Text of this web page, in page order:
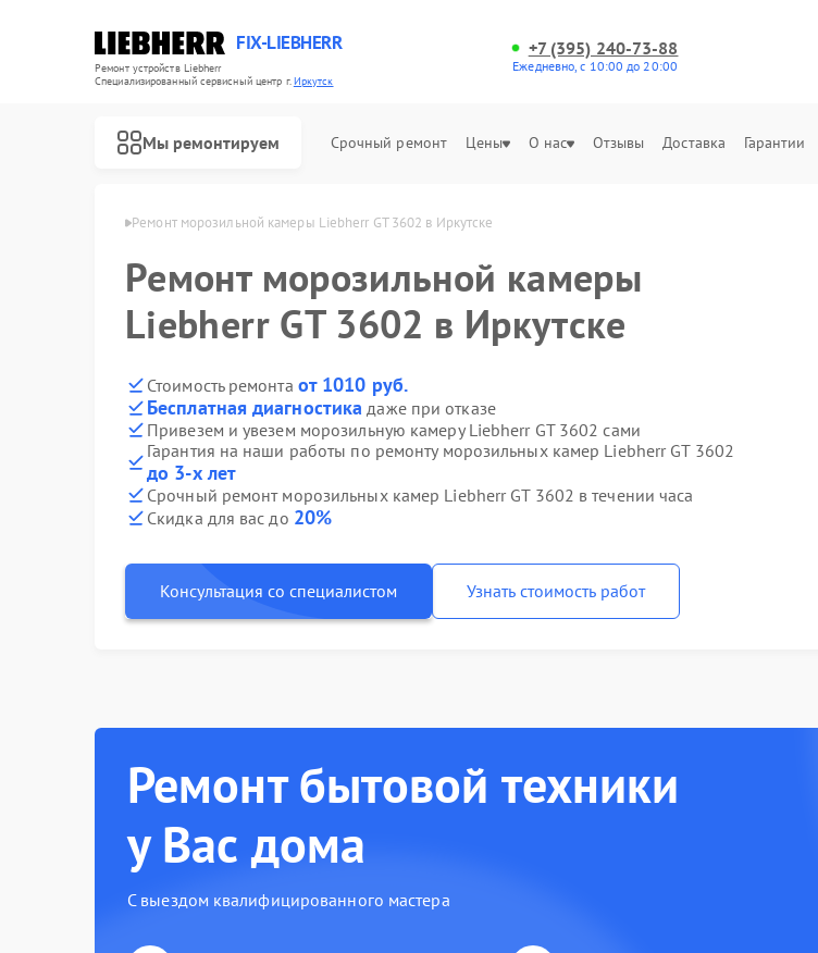
FIX-LIEBHERR
Ремонт устройств Liebherr
Специализированный cервисный центр г.Иркутск
+7 (395) 240-73-88
Ежедневно, с 10:00 до 20:00
Мы ремонтируем Срочный ремонт Цены О нас Отзывы Доставка Гарантии
в Иркутске Ремонт морозильной камеры Liebherr GT 3602 в Иркутске
Ремонт морозильной камеры
Liebherr GT 3602 в Иркутске
Стоимость ремонта от 1010 руб.
Бесплатная диагностика даже при отказе
Привезем и увезем морозильную камеру Liebherr GT 3602 сами
Гарантия на наши работы по ремонту морозильных камер Liebherr GT 3602
до 3-х лет
Срочный ремонт морозильных камер Liebherr GT 3602 в течении часа
Скидка для вас до 20%
Консультация со специалистом Узнать стоимость работ
Ремонт бытовой техники
у Вас дома
С выездом квалифицированного мастера